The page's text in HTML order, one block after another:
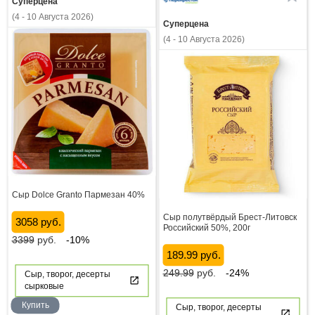
(4 - 10 Августа 2026)
Сыр Dolce Granto Пармезан 40%
3058 руб.
3399руб. -10%
Сыр, творог, десерты
сырковые
Купить
Суперцена
(4 - 10 Августа 2026)
Сыр полутвёрдый Брест-Литовск
Российский 50%, 200г
189.99 руб.
249.99руб. -24%
Сыр, творог, десерты